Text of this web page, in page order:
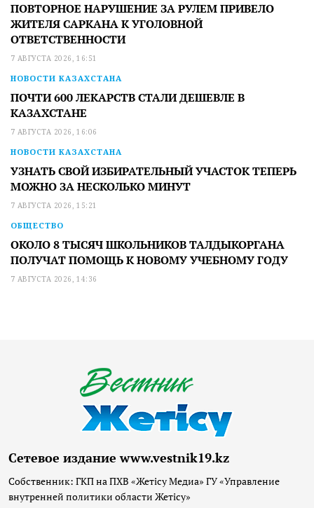
ПОВТОРНОЕ НАРУШЕНИЕ ЗА РУЛЕМ ПРИВЕЛО
ЖИТЕЛЯ САРКАНА К УГОЛОВНОЙ
ОТВЕТСТВЕННОСТИ
7 АВГУСТА 2026, 16:51
НОВОСТИ КАЗАХСТАНА
ПОЧТИ 600 ЛЕКАРСТВ СТАЛИ ДЕШЕВЛЕ В
КАЗАХСТАНЕ
7 АВГУСТА 2026, 16:06
НОВОСТИ КАЗАХСТАНА
УЗНАТЬ СВОЙ ИЗБИРАТЕЛЬНЫЙ УЧАСТОК ТЕПЕРЬ
МОЖНО ЗА НЕСКОЛЬКО МИНУТ
7 АВГУСТА 2026, 15:21
ОБЩЕСТВО
ОКОЛО 8 ТЫСЯЧ ШКОЛЬНИКОВ ТАЛДЫКОРГАНА
ПОЛУЧАТ ПОМОЩЬ К НОВОМУ УЧЕБНОМУ ГОДУ
7 АВГУСТА 2026, 14:36
Сетевое издание www.vestnik19.kz
Собственник: ГКП на ПХВ «Жетісу Медиа» ГУ «Управление
внутренней политики области Жетісу»